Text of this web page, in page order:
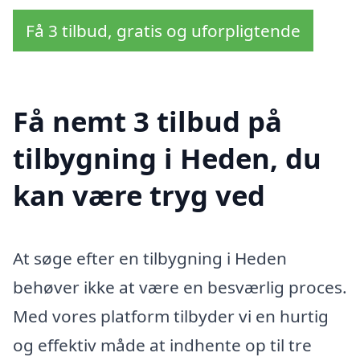
Få 3 tilbud, gratis og uforpligtende
Få nemt 3 tilbud på
tilbygning i Heden, du
kan være tryg ved
At søge efter en tilbygning i Heden
behøver ikke at være en besværlig proces.
Med vores platform tilbyder vi en hurtig
og effektiv måde at indhente op til tre